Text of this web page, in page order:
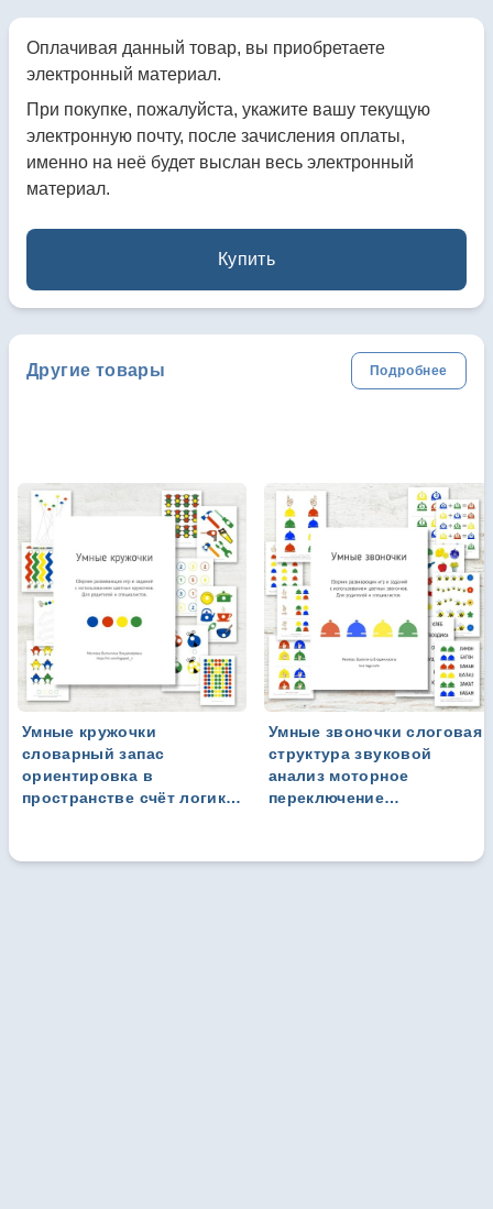
Оплачивая данный товар, вы приобретаете
электронный материал.
При покупке, пожалуйста, укажите вашу текущую
электронную почту, после зачисления оплаты,
именно на неё будет выслан весь электронный
материал.
Купить
Другие товары Подробнее
Умные кружочки
словарный запас
ориентировка в
пространстве счёт логика
Умные звоночки слоговая
структура звуковой
анализ моторное
переключение